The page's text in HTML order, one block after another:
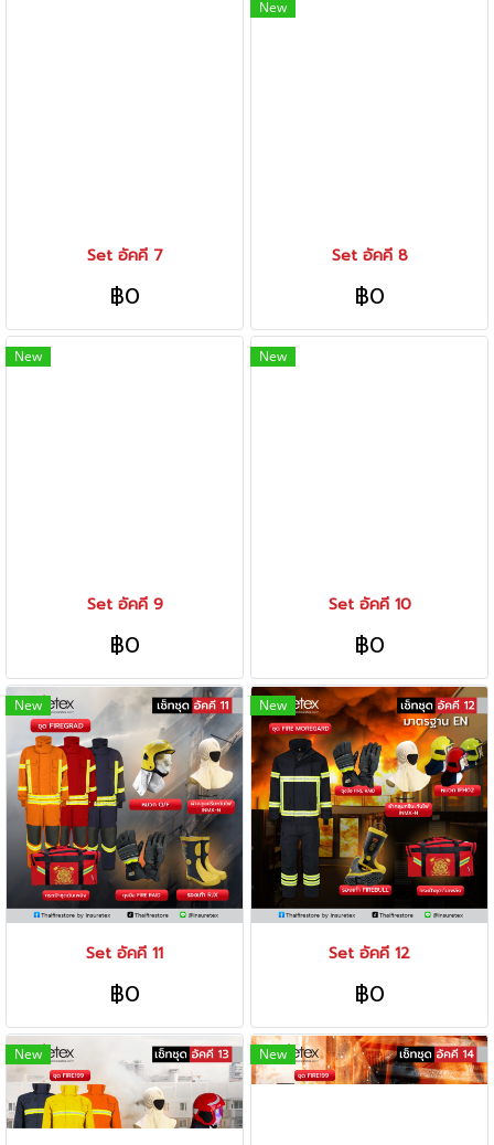
Set อัคคี 7
฿0
New
Set อัคคี 8
฿0
New
Set อัคคี 9
฿0
New
Set อัคคี 10
฿0
New
Set อัคคี 11
฿0
New
Set อัคคี 12
฿0
New New